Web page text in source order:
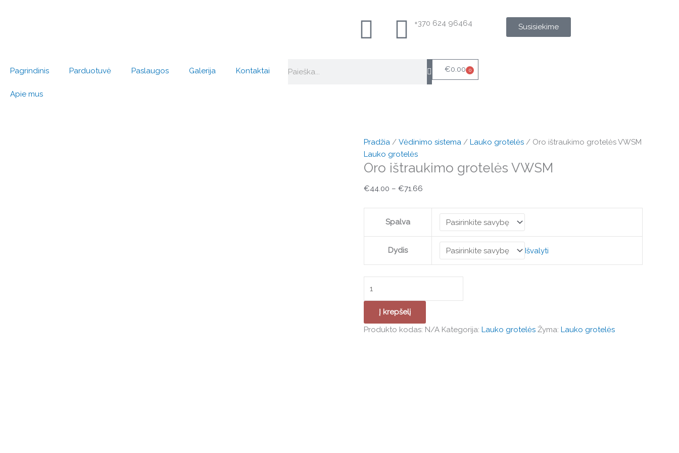
+370 624 96464 Susisiekime
Pagrindinis Parduotuvė Paslaugos Galerija Kontaktai
Apie mus
€0.00 0
Cart
Pradžia / Vėdinimo sistema / Lauko grotelės / Oro ištraukimo grotelės VWSM
Lauko grotelės
Oro ištraukimo grotelės VWSM
€44.00 – €71.66
€44.00
Spalva
Dydis Išvalyti
Į krepšelį
Produkto kodas: N/A Kategorija: Lauko grotelės Žyma: Lauko grotelės